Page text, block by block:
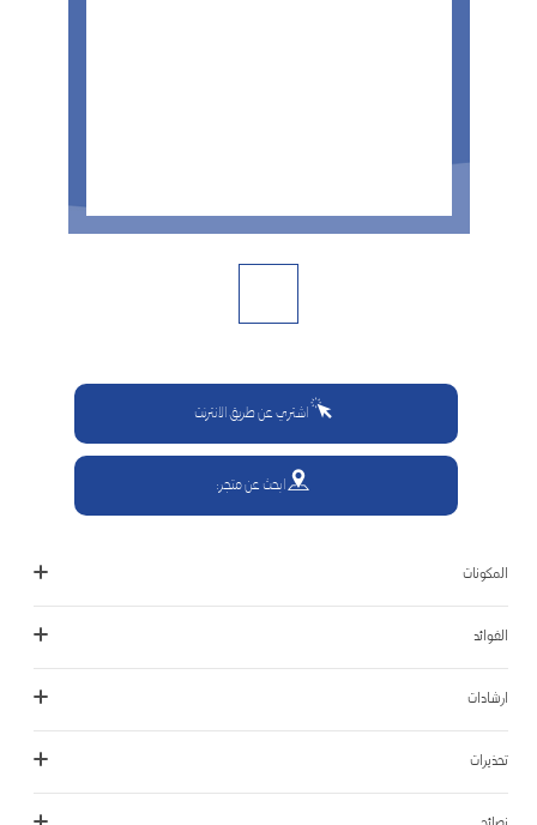
اشتري عن طريق الانترنت
ابحث عن متجر:
المكونات
الفوائد
ارشادات
تحذيرات